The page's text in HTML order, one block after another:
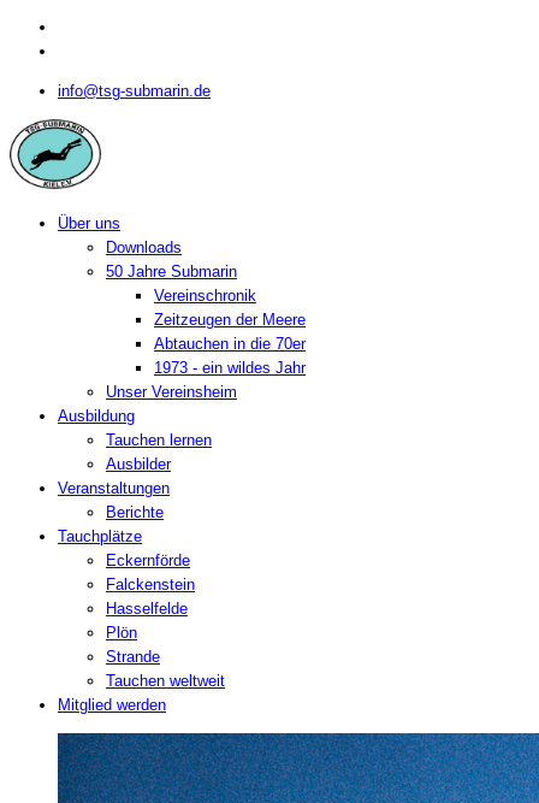
info@tsg-submarin.de
Über uns
Downloads
50 Jahre Submarin
Vereinschronik
Zeitzeugen der Meere
Abtauchen in die 70er
1973 - ein wildes Jahr
Unser Vereinsheim
Ausbildung
Tauchen lernen
Ausbilder
Veranstaltungen
Berichte
Tauchplätze
Eckernförde
Falckenstein
Hasselfelde
Plön
Strande
Tauchen weltweit
Mitglied werden